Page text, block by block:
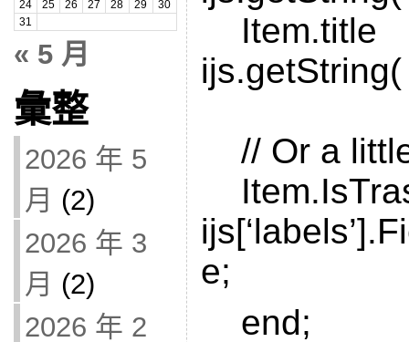
24
25 26 27 28 29
30
31
« 5 月
彙整
2026 年 5
月 (2)
2026 年 3
月 (2)
2026 年 2
ijs.getString(
// Or a
e;
end;